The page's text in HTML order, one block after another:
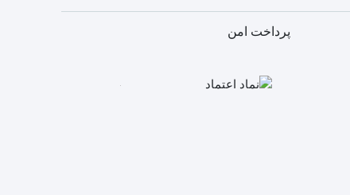
پرداخت امن